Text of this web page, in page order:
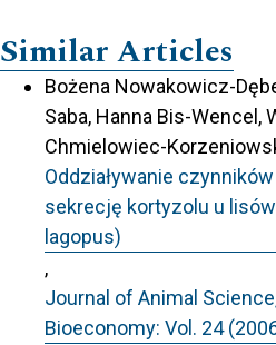
Similar Articles
Bożena Nowakowicz-
Saba, Hanna Bis-Wencel,
Chmielowiec-
Oddziaływanie
sekrecję kortyzolu u
lagopus)
,
Journal of Animal
Bioeconomy: Vol. 24